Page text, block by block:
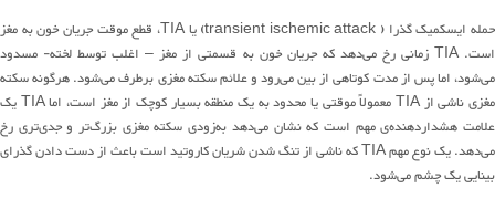
حمله ایسکمیک گذرا ( transient ischemic attack) یاTIA، قطع موقت جریان خون به مغز
است. TIA زمانیرخمیدهد کهجریان خون به قسمتی از مغز – اغلب توسط لخته- مسدود
میشود، اما پس از مدت کوتاهی از بینمیرودو علائم سکته مغزی برطرفمیشود.هرگونه سکته
مغزی ناشی ازTIAمعمولاً موقتی یا محدود به یک منطقه بسیار کوچک از مغز است، اماTIAیک
علامت هشداردهنده‌یمهم است که نشانمیدهد به‌زودی سکته مغزی بزرگتروجدیتری رخ
میدهد.یک نوع مهمTIAکه ناشی ازتنگ شدن شریان کاروتیداست باعثازدست دادنگذرای
بینایی یک چشممی‌شود.